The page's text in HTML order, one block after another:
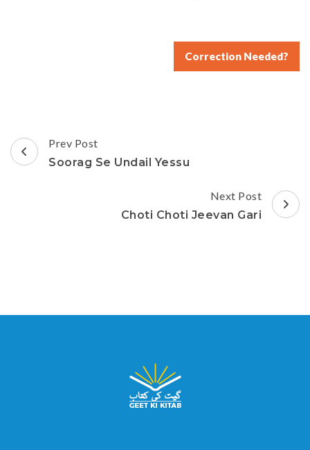
Correction Needed?
Post
Navigation
Prev Post
Soorag Se Undail Yessu
Next Post
Choti Choti Jeevan Gari